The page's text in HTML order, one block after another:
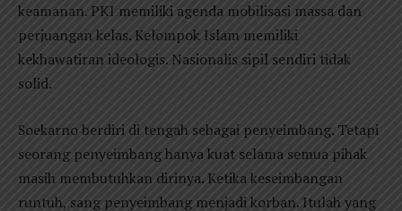
keamanan. PKI memiliki agenda mobilisasi massa dan
perjuangan kelas. Kelompok Islam memiliki
kekhawatiran ideologis. Nasionalis sipil sendiri tidak
solid.
Soekarno berdiri di tengah sebagai penyeimbang. Tetapi
seorang penyeimbang hanya kuat selama semua pihak
masih membutuhkan dirinya. Ketika keseimbangan
runtuh, sang penyeimbang menjadi korban. Itulah yang